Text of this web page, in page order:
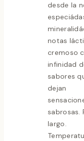
desde la
notas
cremoso
infinidad
sabores
dejan
sabrosas.
largo.